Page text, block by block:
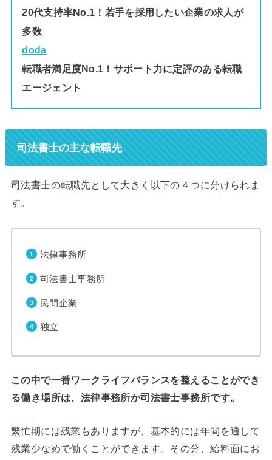
20代支持率No.1！若手を採用したい企業の求人が
多数
doda
転職者満足度No.1！サポート力に定評のある転職
エージェント
司法書士の主な転職先
司法書士の転職先として大きく以下の４つに分けられま
す。
法律事務所
司法書士事務所
民間企業
独立
この中で一番ワークライフバランスを整えることができ
る働き場所は、法律事務所か司法書士事務所です。
繁忙期には残業もありますが、基本的には年間を通して
残業少なめで働くことができます。その分、給料面にお